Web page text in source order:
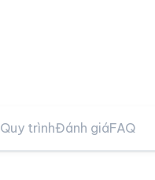
Quy trìnhĐánh giáFAQ